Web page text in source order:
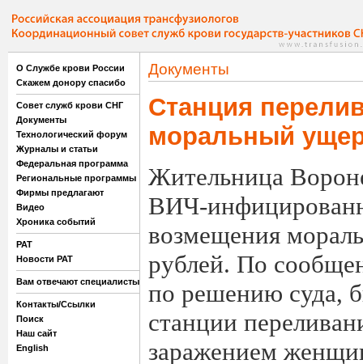
О Службе крови России
Скажем донору спасибо
Совет служб крови СНГ
Документы
Технологический форум
Журналы и статьи
Федеральная программа
Региональные программы
Фирмы предлагают
Видео
Хроника событий
РАТ
Новости РАТ
Вам отвечают специалисты
Контакты/Ссылки
Поиск
Наш сайт
English
Документы
Станция
моральный
Жительница
ВИЧ-
возмещения
рублей. По
по решению суда,
станции
заражением